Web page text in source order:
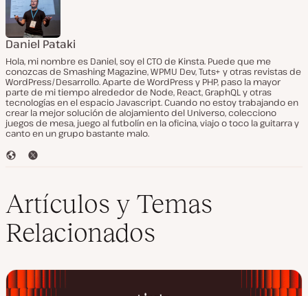
Daniel Pataki
Hola, mi nombre es Daniel, soy el CTO de Kinsta. Puede que me
conozcas de Smashing Magazine, WPMU Dev, Tuts+ y otras revistas de
WordPress/Desarrollo. Aparte de WordPress y PHP, paso la mayor
parte de mi tiempo alrededor de Node, React, GraphQL y otras
tecnologías en el espacio Javascript. Cuando no estoy trabajando en
crear la mejor solución de alojamiento del Universo, colecciono
juegos de mesa, juego al futbolín en la oficina, viajo o toco la guitarra y
canto en un grupo bastante malo.
S
o
w
e
b
T
t
r
Artículos y Temas
Relacionados